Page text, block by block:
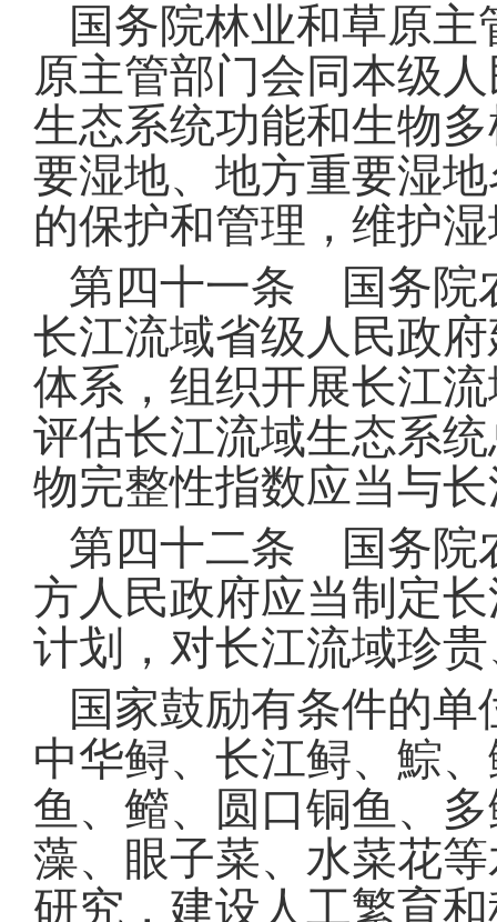
国务院林业和草原
原主管部门会同本级
生态系统功能和生物
要湿地、地方重要湿
的保护和管理，维护
第四十一条 国务院
长江流域省级人民政
体系，组织开展长江
评估长江流域生态系
物完整性指数应当与
第四十二条 国务院
方人民政府应当制定
计划，对长江流域珍
国家鼓励有条件的
中华鲟、长江鲟、鯮
鱼、鳤、圆口铜鱼、
藻、眼子菜、水菜花
研究，建设人工繁育